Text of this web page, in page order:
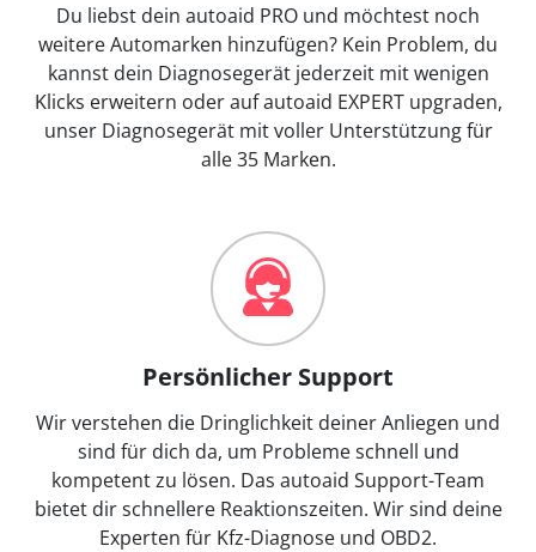
Du liebst dein autoaid PRO und möchtest noch
weitere Automarken hinzufügen? Kein Problem, du
kannst dein Diagnosegerät jederzeit mit wenigen
Klicks erweitern oder auf autoaid EXPERT upgraden,
unser Diagnosegerät mit voller Unterstützung für
alle 35 Marken.
Persönlicher Support
Wir verstehen die Dringlichkeit deiner Anliegen und
sind für dich da, um Probleme schnell und
kompetent zu lösen. Das autoaid Support-Team
bietet dir schnellere Reaktionszeiten. Wir sind deine
Experten für Kfz-Diagnose und OBD2.